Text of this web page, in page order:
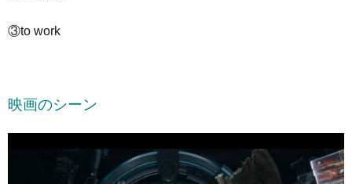
③to work
映画のシーン